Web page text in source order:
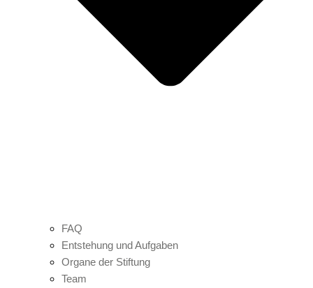
FAQ
Entstehung und Aufgaben
Organe der Stiftung
Team